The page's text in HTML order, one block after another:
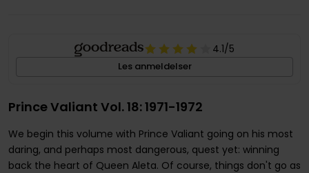
4.1/5
Les anmeldelser
Prince Valiant Vol. 18: 1971-1972
We begin this volume with Prince Valiant going on his most
daring, and perhaps most dangerous, quest yet: winning
back the heart of Queen Aleta. Of course, things don't go as